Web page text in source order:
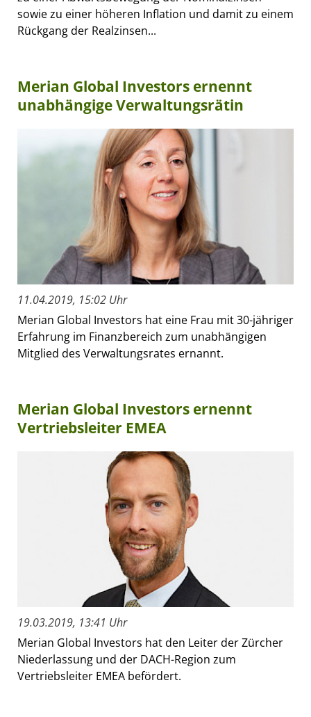
sowie zu einer höheren Inflation und damit zu einem
Rückgang der Realzinsen...
Merian Global Investors ernennt
unabhängige Verwaltungsrätin
11.04.2019, 15:02 Uhr
Merian Global Investors hat eine Frau mit 30-jähriger
Erfahrung im Finanzbereich zum unabhängigen
Mitglied des Verwaltungsrates ernannt.
Merian Global Investors ernennt
Vertriebsleiter EMEA
19.03.2019, 13:41 Uhr
Merian Global Investors hat den Leiter der Zürcher
Niederlassung und der DACH-Region zum
Vertriebsleiter EMEA befördert.